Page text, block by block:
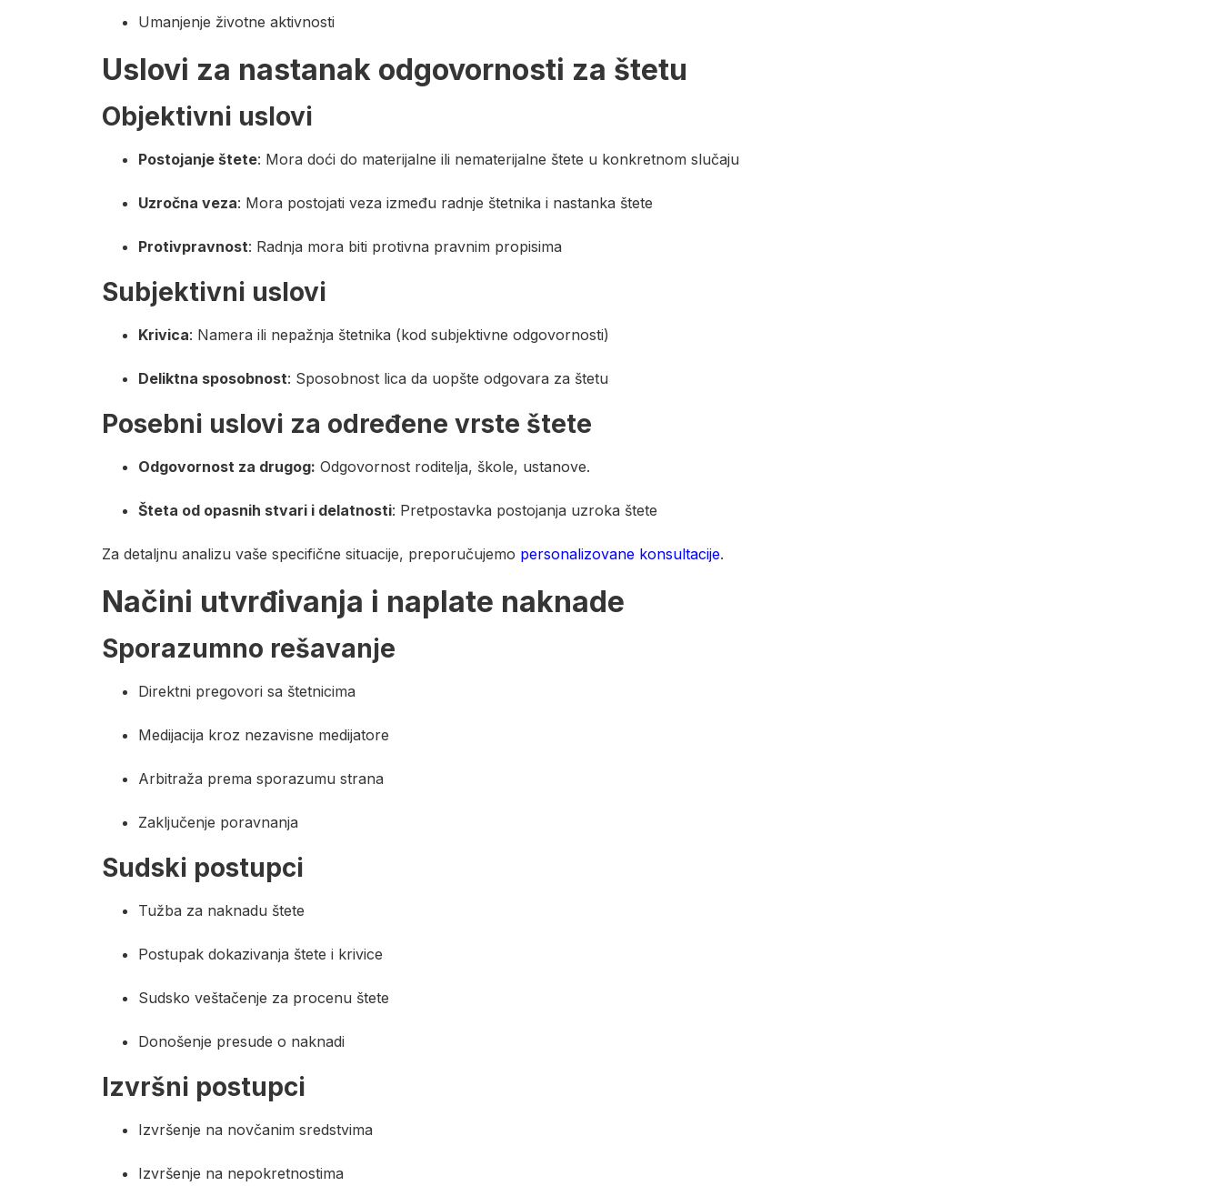
Umanjenje životne aktivnosti
Uslovi za nastanak odgovornosti za štetu
Objektivni uslovi
Postojanje štete: Mora doći do materijalne ili nematerijalne štete u konkretnom slučaju
Uzročna veza: Mora postojati veza između radnje štetnika i nastanka štete
Protivpravnost: Radnja mora biti protivna pravnim propisima
Subjektivni uslovi
Krivica: Namera ili nepažnja štetnika (kod subjektivne odgovornosti)
Deliktna sposobnost: Sposobnost lica da uopšte odgovara za štetu
Posebni uslovi za određene vrste štete
Odgovornost za drugog: Odgovornost roditelja, škole, ustanove.
Šteta od opasnih stvari i delatnosti: Pretpostavka postojanja uzroka štete
Za detaljnu analizu vaše specifične situacije, preporučujemo personalizovane konsultacije.
Načini utvrđivanja i naplate naknade
Sporazumno rešavanje
Direktni pregovori sa štetnicima
Medijacija kroz nezavisne medijatore
Arbitraža prema sporazumu strana
Zaključenje poravnanja
Sudski postupci
Tužba za naknadu štete
Postupak dokazivanja štete i krivice
Sudsko veštačenje za procenu štete
Donošenje presude o naknadi
Izvršni postupci
Izvršenje na novčanim sredstvima
Izvršenje na nepokretnostima